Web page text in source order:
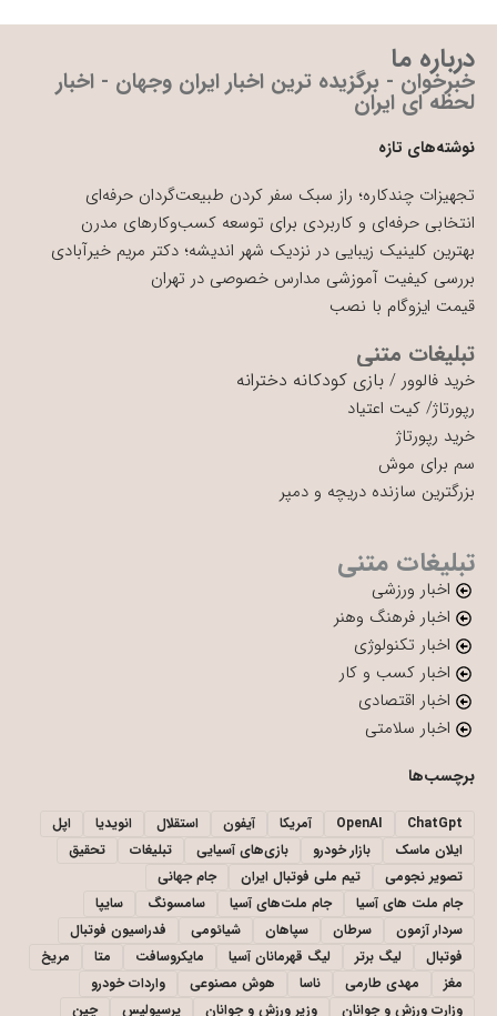
درباره ما
خبرخوان - برگزیده ترین اخبار ایران وجهان - اخبار
لحظه ای ایران
نوشته‌های تازه
تجهیزات چندکاره؛ راز سبک سفر کردن طبیعت‌گردان حرفه‌ای
انتخابی حرفه‌ای و کاربردی برای توسعه کسب‌وکارهای مدرن
بهترین کلینیک زیبایی در نزدیک شهر اندیشه؛ دکتر مریم خیرآبادی
بررسی کیفیت آموزشی مدارس خصوصی در تهران
قیمت ایزوگام با نصب
تبلیغات متنی
خرید فالوور / بازی کودکانه دخترانه
رپورتاژ/ کیت اعتیاد
خرید رپورتاژ
سم برای موش
بزرگترین سازنده دریچه و دمپر
تبلیغات متنی
اخبار ورزشی
اخبار فرهنگ وهنر
اخبار تکنولوژی
اخبار کسب و کار
اخبار اقتصادی
اخبار سلامتی
برچسب‌ها
ChatGpt
OpenAI آمریکا آیفون استقلال انویدیا
اپل
ایلان ماسک
بازار خودرو بازی‌های آسیایی تبلیغات
تحقیق
تصویر نجومی
تیم ملی فوتبال ایران
جام جهانی
جام ملت های آسیا
جام ملت‌های آسیا سامسونگ
سایپا
سردار آزمون
سرطان سپاهان شیائومی
فدراسیون فوتبال
فوتبال
لیگ برتر لیگ قهرمانان آسیا مایکروسافت متا
مریخ
مغز
مهدی طارمی ناسا هوش مصنوعی
واردات خودرو
وزارت ورزش و جوانان
وزیر ورزش و جوانان پرسپولیس چین